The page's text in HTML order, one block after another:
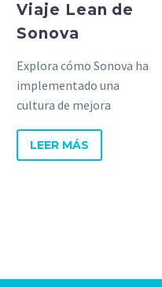
Viaje Lean de
Sonova
Explora cómo Sonova ha
implementado una
cultura de mejora
viaje Lean y las lecciones
aprendidas.
LEER MÁS